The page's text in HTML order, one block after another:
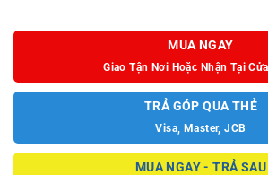
MUA NGAY
Giao Tận Nơi Hoặc Nhận Tại
TRẢ GÓP QUA THẺ
Visa, Master, JCB
MUA NGAY - TRẢ SAU